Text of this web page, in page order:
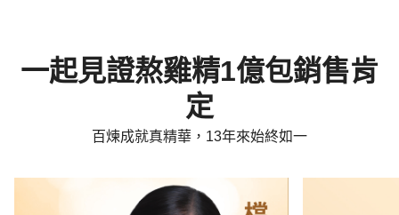
一起見證熬雞精1億包銷售肯
定
百煉成就真精華，13年來始終如一